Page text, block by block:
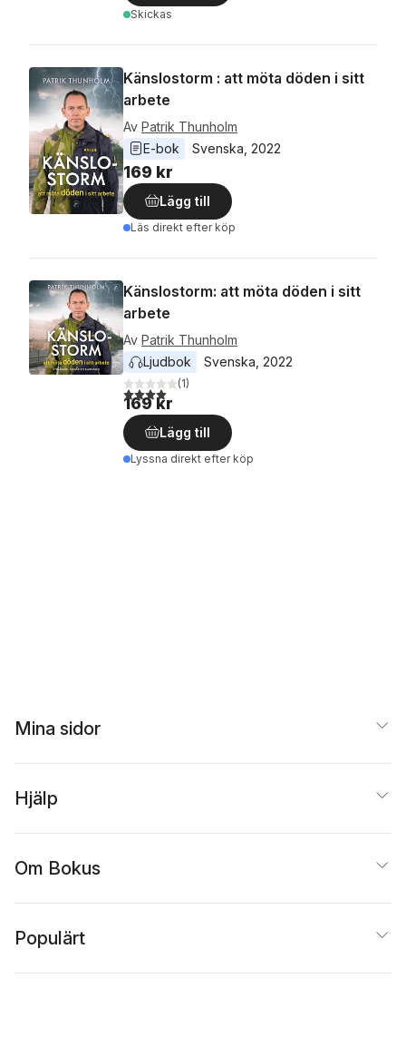
Skickas
Känslostorm : att möta döden i sitt
arbete
Av Patrik Thunholm
E-bok
Svenska 2022
169 kr
Lägg till
Läs direkt efter köp
Känslostorm: att möta döden i sitt
arbete
Av Patrik Thunholm
Ljudbok
Svenska 2022
4,0utav 5 stjärnor. Totalt antal röster:
(1)
169 kr
Lägg till
Lyssna direkt efter köp
Mina sidor
Hjälp
Om Bokus
Populärt